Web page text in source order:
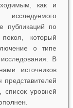
как и
публикаций по
который
о типе
В
источников
список уровней